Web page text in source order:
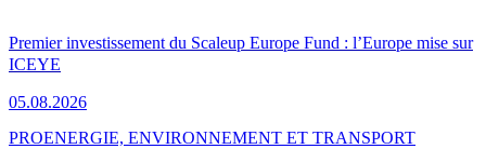
Premier investissement du Scaleup Europe Fund : l’Europe mise sur
ICEYE
05.08.2026
PROENERGIE, ENVIRONNEMENT ET TRANSPORT